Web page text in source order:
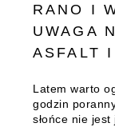
RANO I
UWAGA
ASFALT
Latem warto
godzin
słońce nie